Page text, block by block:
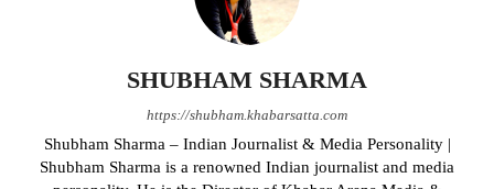
SHUBHAM SHARMA
https://shubham.khabarsatta.com
Shubham Sharma – Indian Journalist & Media Personality |
Shubham Sharma is a renowned Indian journalist and media